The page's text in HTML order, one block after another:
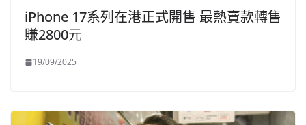
iPhone 17系列在港正式開售 最熱賣款轉售
賺2800元
19/09/2025